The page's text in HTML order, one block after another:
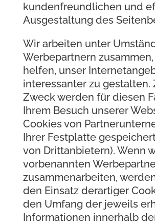
kundenfreundlichen und
Ausgestaltung des
Wir arbeiten unter
Werbepartnern
helfen, unser
interessanter zu gestalten.
Zweck werden für diesen
Ihrem Besuch unserer
Cookies von
Ihrer Festplatte
von Drittanbietern). Wenn
vorbenannten
zusammenarbeiten,
den Einsatz derartiger
den Umfang der jeweils
Informationen innerhalb